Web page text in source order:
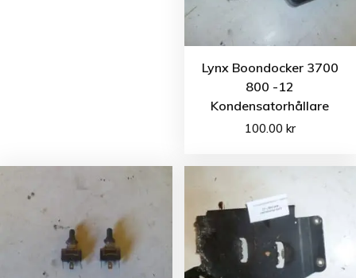
Lynx Boondocker 3700
800 -12
Kondensatorhållare
100.00 kr